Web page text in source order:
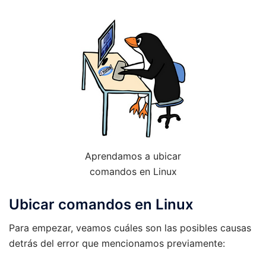
Aprendamos a ubicar
comandos en Linux
Ubicar comandos en Linux
Para empezar, veamos cuáles son las posibles causas
detrás del error que mencionamos previamente: